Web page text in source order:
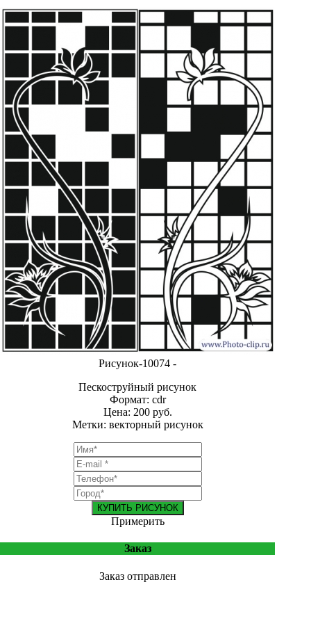
Рисунок-10074 -
Пескоструйный рисунок
Формат: cdr
Цена: 200 руб.
Метки: векторный рисунок
КУПИТЬ РИСУНОК
Примерить
Заказ
Заказ отправлен